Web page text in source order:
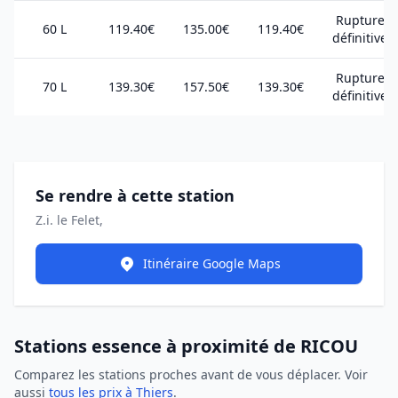
60 L 119.40€ 135.00€ 119.40€
Rupture
définitive
70 L 139.30€ 157.50€ 139.30€
Rupture
définitive
Se rendre à cette station
Z.i. le Felet,
Itinéraire Google Maps
Stations essence à proximité de RICOU
Comparez les stations proches avant de vous déplacer. Voir
aussi tous les prix à Thiers.